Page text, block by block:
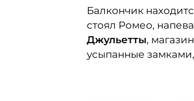
Балкончик
стоял Ромео,
Джульетты,
усыпанные